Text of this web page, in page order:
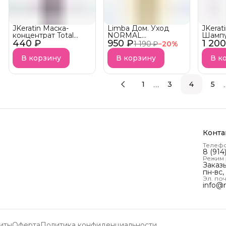
440 ₽
JKeratin Маска-
концентрат Total
Repair 11 in 1 с
ароматом Lost Cherry
В корзину
950 ₽1 190 ₽−20%
Limba Дом. Уход
NORMAL
Кондиционер
Питательный
NOURISHING
CONDITIONER
АКЦИЯ!
В корзину
1
В
1 … 3 4 5
8
Режим
пн-
Эл.